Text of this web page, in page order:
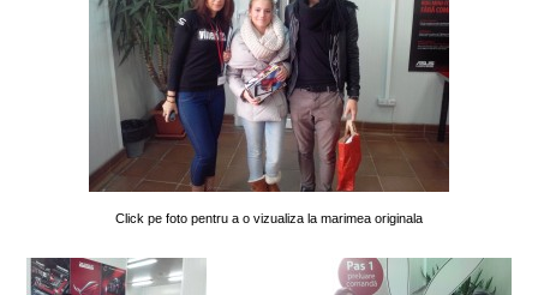
Click pe foto pentru a o vizualiza la marimea originala